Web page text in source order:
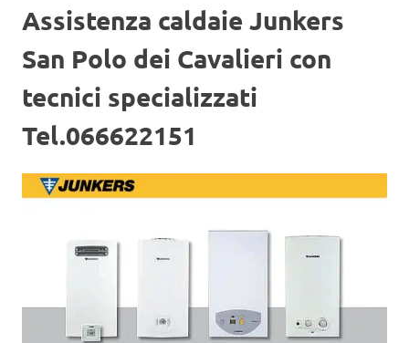
Assistenza caldaie Junkers
San Polo dei Cavalieri con
tecnici specializzati
Tel.066622151